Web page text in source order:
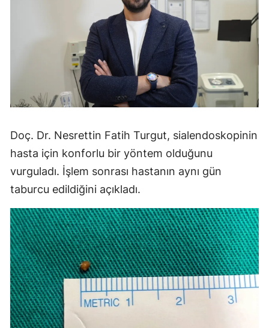
Doç. Dr. Nesrettin Fatih Turgut, sialendoskopinin
hasta için konforlu bir yöntem olduğunu
vurguladı. İşlem sonrası hastanın aynı gün
taburcu edildiğini açıkladı.